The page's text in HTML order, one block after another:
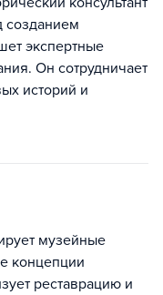
созданием
экспертные
Он сотрудничает
историй и
музейные
концепции
реставрацию и